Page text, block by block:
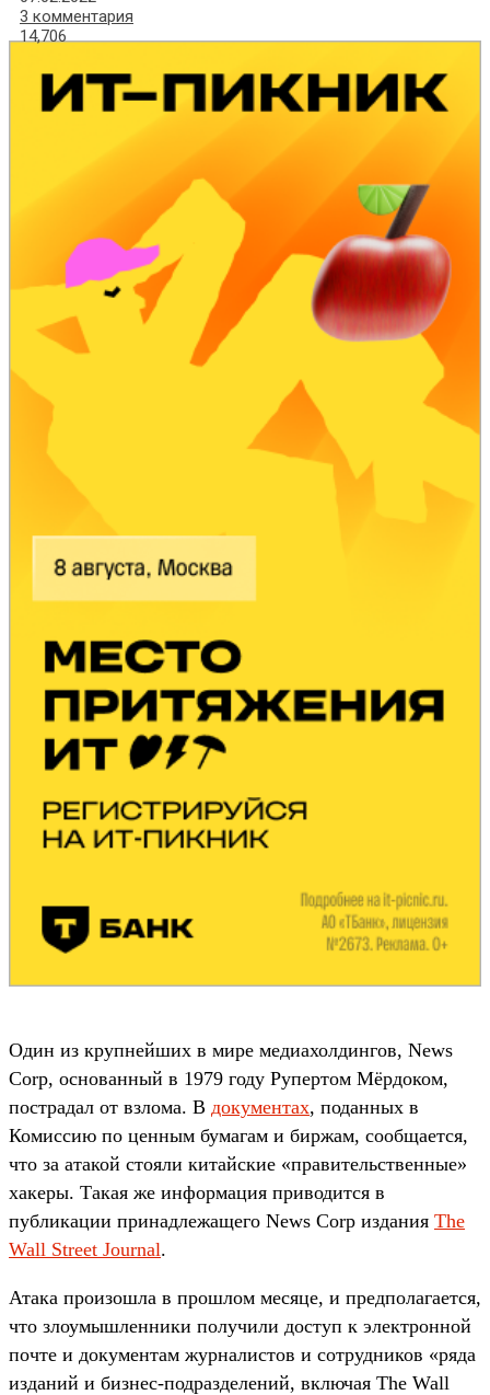
3 комментария
14,706
Один из крупнейших в мире медиахолдингов, News
Corp, основанный в 1979 году Рупертом Мёрдоком,
пострадал от взлома. В документах, поданных в
Комиссию по ценным бумагам и биржам, сообщается,
что за атакой стояли китайские «правительственные»
хакеры. Такая же информация приводится в
публикации принадлежащего News Corp издания The
Wall Street Journal.
Атака произошла в прошлом месяце, и предполагается,
что злоумышленники получили доступ к электронной
почте и документам журналистов и сотрудников «ряда
изданий и бизнес-подразделений, включая The Wall